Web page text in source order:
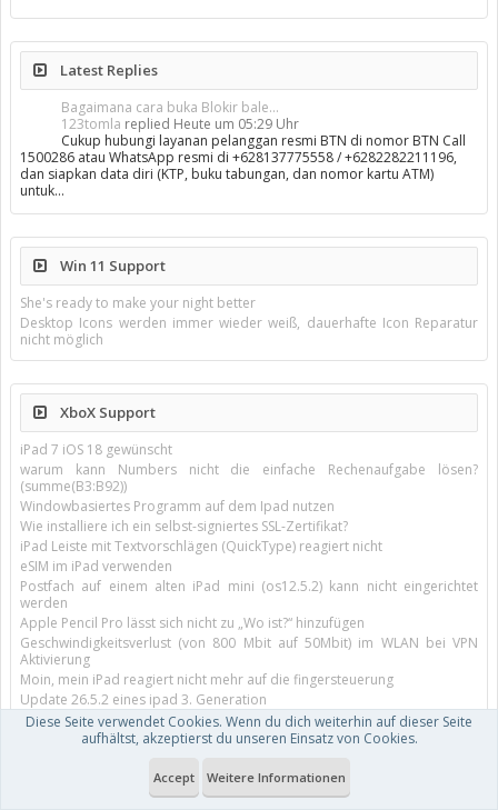
Latest Replies
Bagaimana cara buka Blokir bale...
123tomla replied Heute um 05:29 Uhr
Cukup hubungi layanan pelanggan resmi BTN di nomor BTN Call
1500286 atau WhatsApp resmi di +628137775558 / +6282282211196,
dan siapkan data diri (KTP, buku tabungan, dan nomor kartu ATM)
untuk…
Win 11 Support
She's ready to make your night better
Desktop Icons werden immer wieder weiß, dauerhafte Icon Reparatur
nicht möglich
XboX Support
iPad 7 iOS 18 gewünscht
warum kann Numbers nicht die einfache Rechenaufgabe lösen?
(summe(B3:B92))
Windowbasiertes Programm auf dem Ipad nutzen
Wie installiere ich ein selbst-signiertes SSL-Zertifikat?
iPad Leiste mit Textvorschlägen (QuickType) reagiert nicht
eSIM im iPad verwenden
Postfach auf einem alten iPad mini (os12.5.2) kann nicht eingerichtet
werden
Apple Pencil Pro lässt sich nicht zu „Wo ist?“ hinzufügen
Geschwindigkeitsverlust (von 800 Mbit auf 50Mbit) im WLAN bei VPN
Aktivierung
Moin, mein iPad reagiert nicht mehr auf die fingersteuerung
Update 26.5.2 eines ipad 3. Generation
Software-Update
Hintergrundbeleuchtung Magic Keyboard iPad Air 11’’ M4 einschalten?
AppleCare Verlängerung
Diese Seite verwendet Cookies. Wenn du dich weiterhin auf dieser Seite
aufhältst, akzeptierst du unseren Einsatz von Cookies.
Accept Weitere Informationen